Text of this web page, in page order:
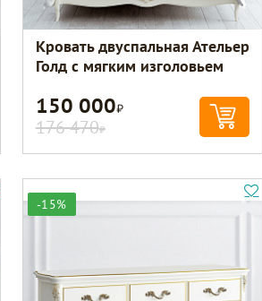
Кровать двуспальная Ательер
Голд с мягким изголовьем
150 000Р
176 470Р
-15%